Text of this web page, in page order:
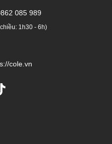
085 989
1h30 - 6h)
cole.vn